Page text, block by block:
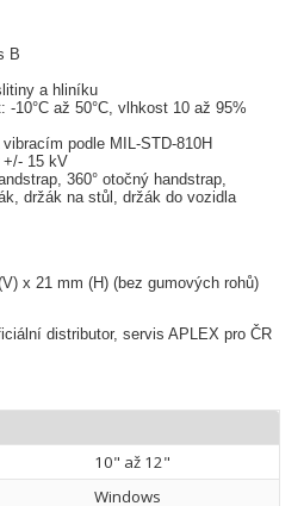
B
a hliníku
-10°C až 50°C, vlhkost 10 až 95%
podle MIL-STD-810H
+/- 15 kV
360° otočný handstrap,
držák na stůl, držák do vozidla
x 21 mm (H) (bez gumových rohů)
distributor, servis APLEX pro ČR
10" až 12"
Windows